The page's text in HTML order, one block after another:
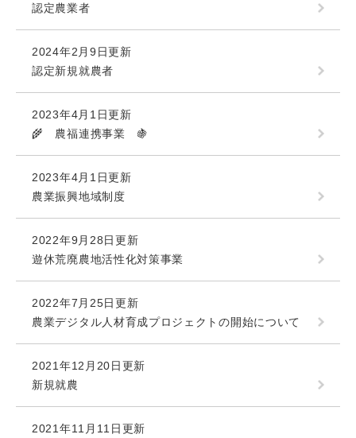
認定農業者
2024年2月9日更新
認定新規就農者
2023年4月1日更新
🌾 農福連携事業 🍇
2023年4月1日更新
農業振興地域制度
2022年9月28日更新
遊休荒廃農地活性化対策事業
2022年7月25日更新
農業デジタル人材育成プロジェクトの開始について
2021年12月20日更新
新規就農
2021年11月11日更新